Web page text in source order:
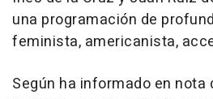
una programación de
feminista, americanista,
Según ha informado en nota